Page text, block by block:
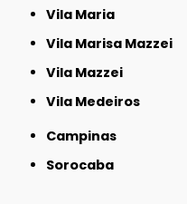
Vila Maria
Vila Marisa Mazzei
Vila Mazzei
Vila Medeiros
Campinas
Sorocaba